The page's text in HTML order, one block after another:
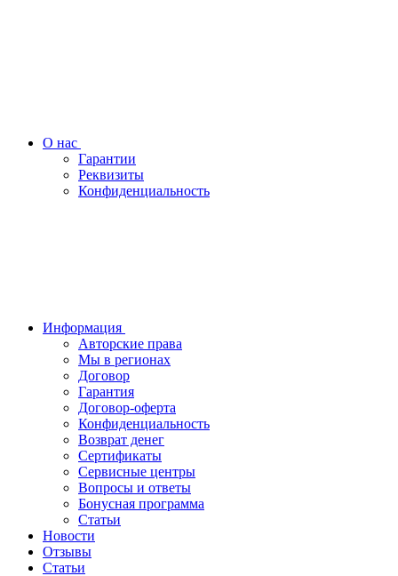
О нас
Гарантии
Реквизиты
Конфиденциальность
Информация
Авторские права
Мы в регионах
Договор
Гарантия
Договор-оферта
Конфиденциальность
Возврат денег
Сертификаты
Сервисные центры
Вопросы и ответы
Бонусная программа
Статьи
Новости
Отзывы
Статьи